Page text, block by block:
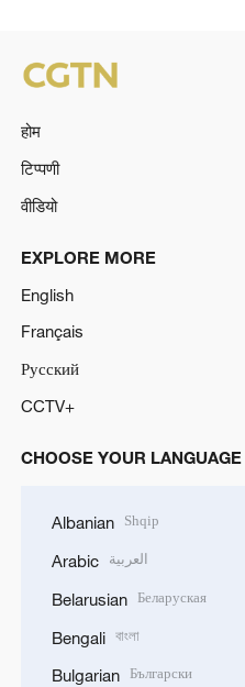
होम
टिप्पणी
वीडियो
EXPLORE MORE
English
Français
Русский
CCTV+
CHOOSE YOUR LANGUAGE
Albanian Shqip
Arabic العربية
Belarusian Беларуская
Bengali বাংলা
Bulgarian Български